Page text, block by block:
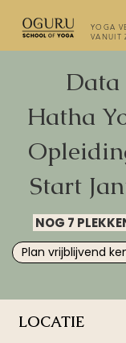
YOGA
VANUIT
Hatha
Start
NOG 7
Plan vrijblijvend
LOCATIE